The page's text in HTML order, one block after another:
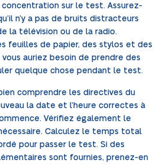
sur le test. Assurez-
n’y a pas de bruits distracteurs
la télévision ou de la radio.
feuilles de papier, des stylos et des
vous auriez besoin de prendre des
quelque chose pendant le test.
comprendre les directives du
la date et l’heure correctes à
Vérifiez également le
Calculez le temps total
pour passer le test. Si des
sont fournies, prenez-en